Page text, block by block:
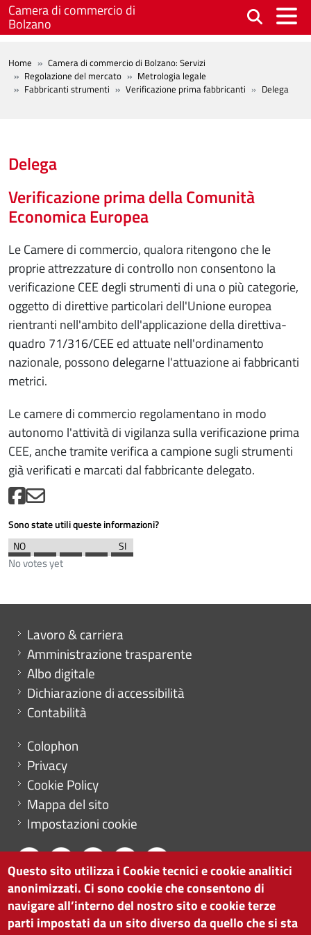
Salta al contenuto principale
Camera di commercio di
Bolzano
BREADCRUMB
Home
Camera di commercio di Bolzano: Servizi
Regolazione del mercato
Metrologia legale
Fabbricanti strumenti
Verificazione prima fabbricanti Delega
Delega
Verificazione prima della Comunità
Economica Europea
Le Camere di commercio, qualora ritengono che le
proprie attrezzature di controllo non consentono la
verificazione CEE degli strumenti di una o più categorie,
oggetto di direttive particolari dell'Unione europea
rientranti nell'ambito dell'applicazione della direttiva-
quadro 71/316/CEE ed attuate nell'ordinamento
nazionale, possono delegarne l'attuazione ai fabbricanti
metrici.
Le camere di commercio regolamentano in modo
autonomo l'attività di vigilanza sulla verificazione prima
CEE, anche tramite verifica a campione sugli strumenti
già verificati e marcati dal fabbricante delegato.
Sono state utili queste informazioni?
No votes yet
Mini menu di servizio
Lavoro & carriera
Amministrazione trasparente
Albo digitale
Dichiarazione di accessibilità
Contabilità
Menu footer
Colophon
Privacy
Cookie Policy
Mappa del sito
Impostazioni cookie
CAMERA DI COMMERCIO DI BOLZANO
via Alto Adige 60 | I-39100 Bolzano
Questo sito utilizza i Cookie tecnici e cookie analitici
anonimizzati. Ci sono cookie che consentono di
navigare all’interno del nostro sito e cookie terze
parti impostati da un sito diverso da quello che si sta